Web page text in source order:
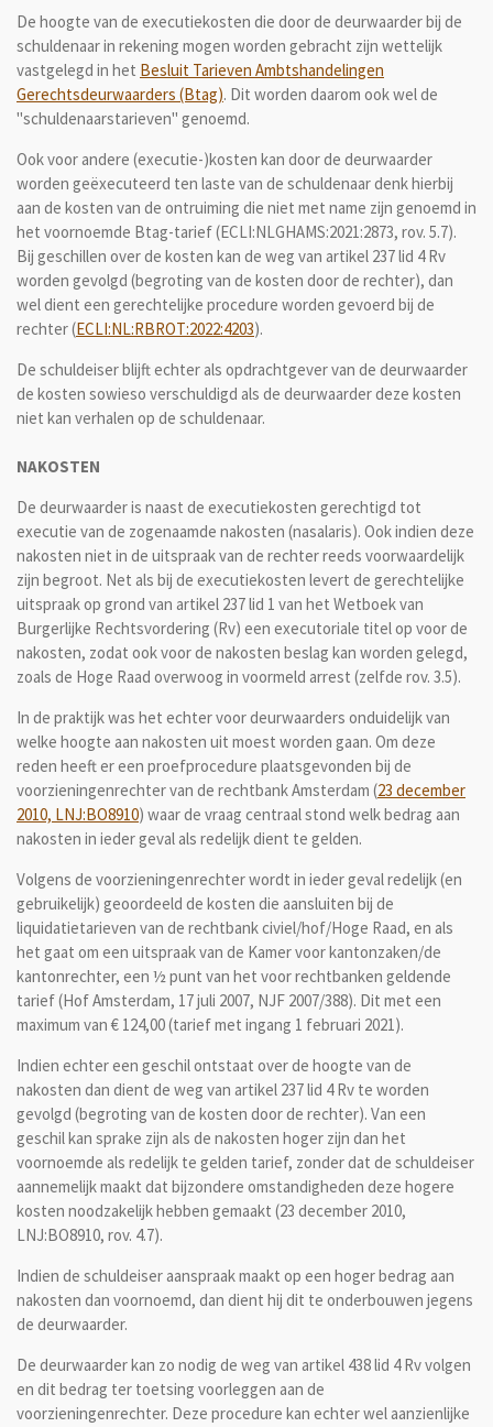
De hoogte van de executiekosten die door de deurwaarder bij de
schuldenaar in rekening mogen worden gebracht zijn wettelijk
vastgelegd in het Besluit Tarieven Ambtshandelingen
Gerechtsdeurwaarders (Btag). Dit worden daarom ook wel de
"schuldenaarstarieven" genoemd.
Ook voor andere (executie-)kosten kan door de deurwaarder
worden geëxecuteerd ten laste van de schuldenaar denk hierbij
aan de kosten van de ontruiming die niet met name zijn genoemd in
het voornoemde Btag-tarief (ECLI:NLGHAMS:2021:2873, rov. 5.7).
Bij geschillen over de kosten kan de weg van artikel 237 lid 4 Rv
worden gevolgd (begroting van de kosten door de rechter), dan
wel dient een gerechtelijke procedure worden gevoerd bij de
rechter (ECLI:NL:RBROT:2022:4203).
De schuldeiser blijft echter als opdrachtgever van de deurwaarder
de kosten sowieso verschuldigd als de deurwaarder deze kosten
niet kan verhalen op de schuldenaar.
NAKOSTEN
De deurwaarder is naast de executiekosten gerechtigd tot
executie van de zogenaamde nakosten (nasalaris). Ook indien deze
nakosten niet in de uitspraak van de rechter reeds voorwaardelijk
zijn begroot. Net als bij de executiekosten levert de gerechtelijke
uitspraak op grond van artikel 237 lid 1 van het Wetboek van
Burgerlijke Rechtsvordering (Rv) een executoriale titel op voor de
nakosten, zodat ook voor de nakosten beslag kan worden gelegd,
zoals de Hoge Raad overwoog in voormeld arrest (zelfde rov. 3.5).
In de praktijk was het echter voor deurwaarders onduidelijk van
welke hoogte aan nakosten uit moest worden gaan. Om deze
reden heeft er een proefprocedure plaatsgevonden bij de
voorzieningenrechter van de rechtbank Amsterdam (23 december
2010, LNJ:BO8910) waar de vraag centraal stond welk bedrag aan
nakosten in ieder geval als redelijk dient te gelden.
Volgens de voorzieningenrechter wordt in ieder geval redelijk (en
gebruikelijk) geoordeeld de kosten die aansluiten bij de
liquidatietarieven van de rechtbank civiel/hof/Hoge Raad, en als
het gaat om een uitspraak van de Kamer voor kantonzaken/de
kantonrechter, een ½ punt van het voor rechtbanken geldende
tarief (Hof Amsterdam, 17 juli 2007, NJF 2007/388). Dit met een
maximum van € 124,00 (tarief met ingang 1 februari 2021).
Indien echter een geschil ontstaat over de hoogte van de
nakosten dan dient de weg van artikel 237 lid 4 Rv te worden
gevolgd (begroting van de kosten door de rechter). Van een
geschil kan sprake zijn als de nakosten hoger zijn dan het
voornoemde als redelijk te gelden tarief, zonder dat de schuldeiser
aannemelijk maakt dat bijzondere omstandigheden deze hogere
kosten noodzakelijk hebben gemaakt (23 december 2010,
LNJ:BO8910, rov. 4.7).
Indien de schuldeiser aanspraak maakt op een hoger bedrag aan
nakosten dan voornoemd, dan dient hij dit te onderbouwen jegens
de deurwaarder.
De deurwaarder kan zo nodig de weg van artikel 438 lid 4 Rv volgen
en dit bedrag ter toetsing voorleggen aan de
voorzieningenrechter. Deze procedure kan echter wel aanzienlijke